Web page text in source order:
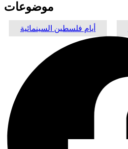
موضوعات
أيام فلسطين السينمائية